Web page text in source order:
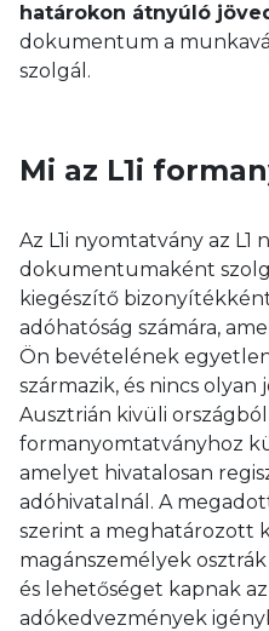
határokon átnyúló
dokumentum a
szolgál.
Mi az L1i
Az L1i nyomtatvány az
dokumentumaként
kiegészítő
adóhatóság számára,
Ön bevételének
származik, és nincs olyan
Ausztrián kivüli országból
formanyomtatványhoz
amelyet hivatalosan
adóhivatalnál. A
szerint a meghatározott
magánszemélyek
és lehetőséget kapnak
adókedvezmények